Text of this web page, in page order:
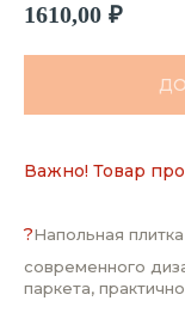
1610,00 ₽
Важно! Товар
?Напольная
современного
паркета,